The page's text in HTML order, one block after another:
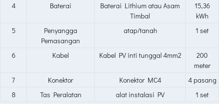
4
Baterai
Baterai Lithium atau Asam
Timbal
15,36
kWh
5
Penyangga
Pemasangan
atap/tanah 1 set
6 Kabel Kabel PV inti tunggal 4mm2
200
meter
7
Konektor Konektor MC4
4 pasang
8
Tas Peralatan alat instalasi PV 1 set